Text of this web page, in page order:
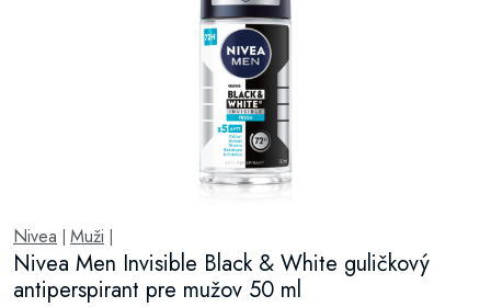
Nivea Muži
Nivea Men Invisible Black & White guličkový
antiperspirant pre mužov 50 ml